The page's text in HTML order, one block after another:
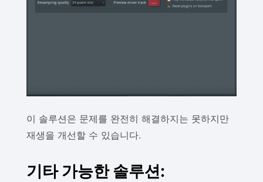
이 솔루션은 문제를 완전히 해결하지는 못하지만
재생을 개선할 수 있습니다.
기타 가능한 솔루션: